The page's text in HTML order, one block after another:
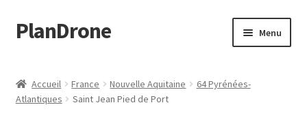
Aller
à
navigation
Aller
au
PlanDrone Menu
Boutique
Accueil France Nouvelle Aquitaine
64 Pyrénées-
Atlantiques
Saint Jean Pied de Port